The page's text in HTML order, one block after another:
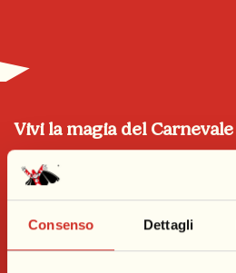
Consenso Dettagli
Vivi la magia del Carnevale